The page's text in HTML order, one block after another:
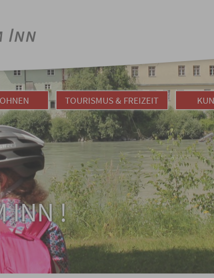
TOURISMUS & FREIZEIT
INN !